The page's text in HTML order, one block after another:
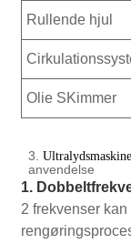
Rullende hjul
Olie SKimmer
3.
anvendelse
1.
2 frekvenser